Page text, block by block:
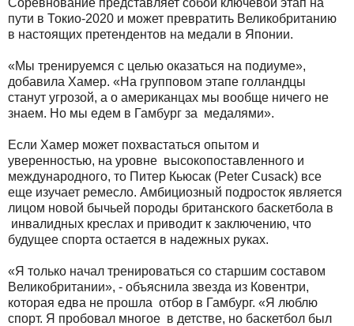
пути в Токио-2020 и может превратить Великобританию
в настоящих претендентов на медали в Японии.
«Мы тренируемся с целью оказаться на подиуме»,
добавила Хамер. «На групповом этапе голландцы
станут угрозой, а о американцах мы вообще ничего не
знаем. Но мы едем в Гамбург за медалями».
Если Хамер может похвастаться опытом и
уверенностью, на уровне высокопоставленного и
международного, то Питер Кьюсак (Peter Cusack) все
еще изучает ремесло. Амбициозный подросток является
лицом новой бычьей породы британского баскетбола в
инвалидных креслах и приводит к заключению, что
будущее спорта остается в надежных руках.
«Я только начал тренироваться со старшим составом
Великобритании», - объяснила звезда из Ковентри,
которая едва не прошла отбор в Гамбург. «Я люблю
спорт. Я пробовал многое в детстве, но баскетбол был